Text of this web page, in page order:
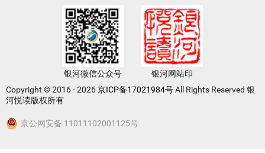
银河微信公众号
银河网站印
Copyright © 2016 - 2026京ICP备17021984号All Rights Reserved 银
河悦读版权所有
京公网安备 11011102001125号